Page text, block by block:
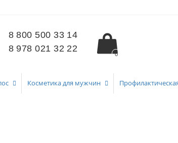
8 800 500 33 14
8 978 021 32 22
0
Косметика для мужчин